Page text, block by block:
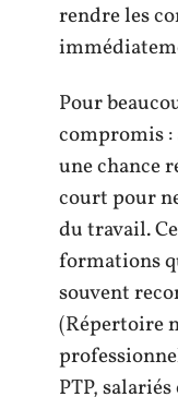
rendre les
Pour
compromis :
une chance
court pour
du travail.
formations
souvent
(Répertoire
PTP,